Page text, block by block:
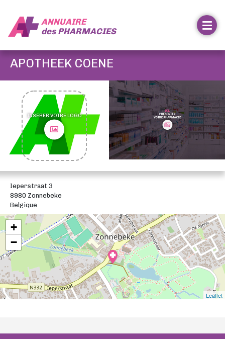
ANNUAIRE
desPHARMACIES
APOTHEEK COENE
INSÉRER VOTRE LOGO
Ieperstraat 3
8980 Zonnebeke
Belgique
+
−
Leaflet